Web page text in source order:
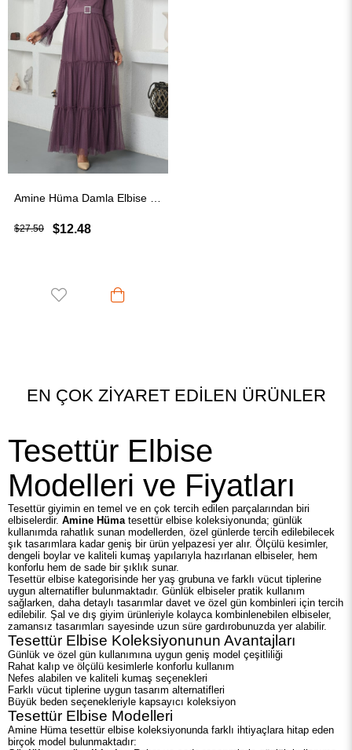
$12.48
$27.50
EN ÇOK ZIYARET EDILEN ÜRÜNLER
Tesettür Elbise
Modelleri ve Fiyatları
Tesettür giyimin en temel ve en çok tercih edilen parçalarından biri
elbiselerdir. Amine Hümatesettür elbise koleksiyonunda; günlük
kullanımda rahatlık sunan modellerden, özel günlerde tercih edilebilecek
şık tasarımlara kadar geniş bir ürün yelpazesi yer alır. Ölçülü kesimler,
dengeli boylar ve kaliteli kumaş yapılarıyla hazırlanan elbiseler, hem
konforlu hem de sade bir şıklık sunar.
Tesettür elbise kategorisinde her yaş grubuna ve farklı vücut tiplerine
uygun alternatifler bulunmaktadır. Günlük elbiseler pratik kullanım
sağlarken, daha detaylı tasarımlar davet ve özel gün kombinleri için tercih
edilebilir. Şal ve dış giyim ürünleriyle kolayca kombinlenebilen elbiseler,
zamansız tasarımları sayesinde uzun süre gardırobunuzda yer alabilir.
Tesettür Elbise Koleksiyonunun Avantajları
Günlük ve özel gün kullanımına uygun geniş model çeşitliliği
Rahat kalıp ve ölçülü kesimlerle konforlu kullanım
Nefes alabilen ve kaliteli kumaş seçenekleri
Farklı vücut tiplerine uygun tasarım alternatifleri
Büyük beden seçenekleriyle kapsayıcı koleksiyon
Tesettür Elbise Modelleri
Amine Hüma tesettür elbise koleksiyonunda farklı ihtiyaçlara hitap eden
birçok model bulunmaktadır: